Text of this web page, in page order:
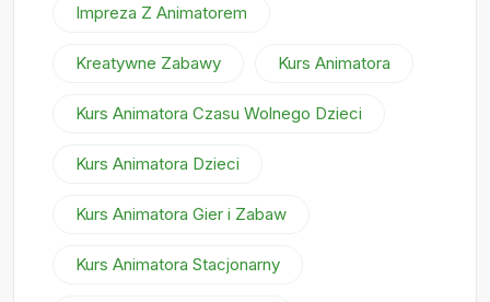
Impreza Z Animatorem
Kreatywne Zabawy Kurs Animatora
Kurs Animatora Czasu Wolnego Dzieci
Kurs Animatora Dzieci
Kurs Animatora Gier i Zabaw
Kurs Animatora Stacjonarny